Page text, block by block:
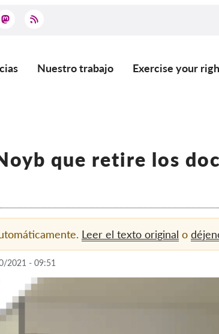
Nuestro trabajo Exercise your
que retire los
Leer el texto original o
2021 - 09:51